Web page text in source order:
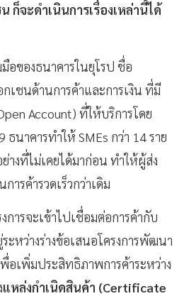
ก็จะดำเนินการเรื่องเหล่านี้ได้
อของธนาคารในยุโรป ชื่อ
เชนด้านการค้าและการเงิน ที่มี
Account) ที่ให้บริการโดย
นาคารทำให้ SMEs กว่า 14 ราย
างที่ไม่เคยได้มาก่อน ทำให้ผู้ส่ง
ารค้ารวดเร็วกว่าเดิม
ารจะเข้าไปเชื่อมต่อการค้ากับ
ะหว่างร่างข้อเสนอโครงการพัฒนา
เพิ่มประสิทธิภาพการค้าระหว่าง
แหล่งกำเนิดสินค้า (Certificate